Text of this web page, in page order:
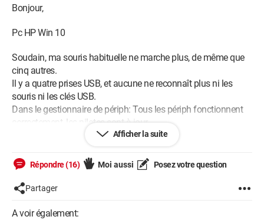
Bonjour,
Pc HP Win 10
Soudain, ma souris habituelle ne marche plus, de même que
cinq autres.
Il y a quatre prises USB, et aucune ne reconnaît plus ni les
souris ni les clés USB.
Dans le gestionnaire de périph: Tous les périph fonctionnent
correctement, les pilotes sont à jour.
Mais à "Souris", du gestionnaire, "mettre à jour le pilote" est
Que peut-il se passer ?
PS: Les souris s'allument mais ne fonctionnent pas
Afficher la suite
Répondre (16) Moi aussi Posez votre question
Partager
A voir également: